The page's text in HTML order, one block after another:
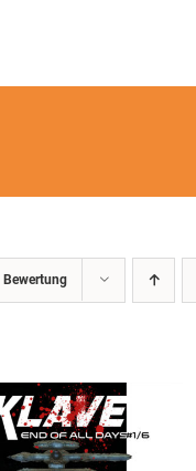
Bewertung